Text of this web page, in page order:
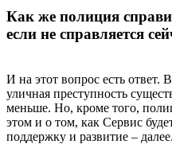
Как же полиция
если не справляется
И на этот вопрос есть ответ.
уличная преступность
меньше. Но, кроме того,
этом и о том, как Сервис
поддержку и развитие – далее.